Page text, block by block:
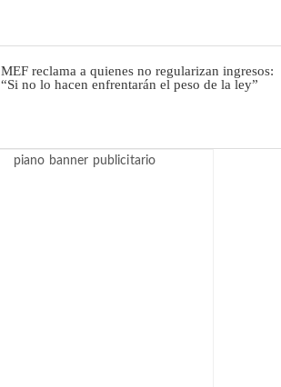
MEF reclama a quienes no regularizan ingresos:
“Si no lo hacen enfrentarán el peso de la ley”